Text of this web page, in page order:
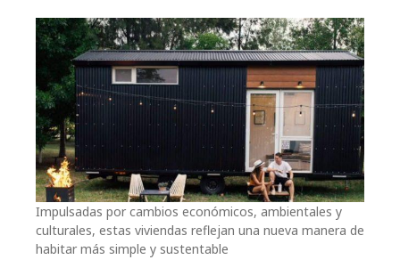
Impulsadas por cambios económicos, ambientales y
culturales, estas viviendas reflejan una nueva manera de
habitar más simple y sustentable